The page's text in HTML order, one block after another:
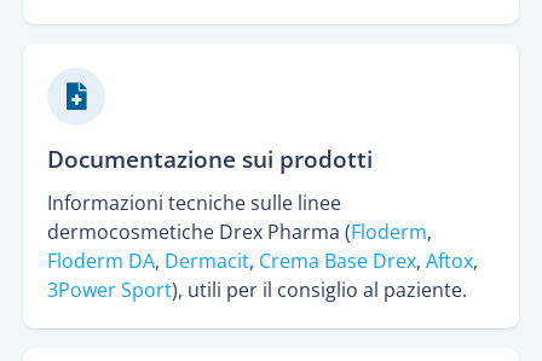
Documentazione sui prodotti
Informazioni tecniche sulle linee
dermocosmetiche Drex Pharma (Floderm,
Floderm DA, Dermacit, Crema Base Drex,Aftox,
3Power Sport), utili per il consiglio al paziente.